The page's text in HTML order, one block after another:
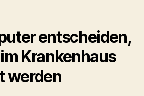
entscheiden,
Krankenhaus
werden